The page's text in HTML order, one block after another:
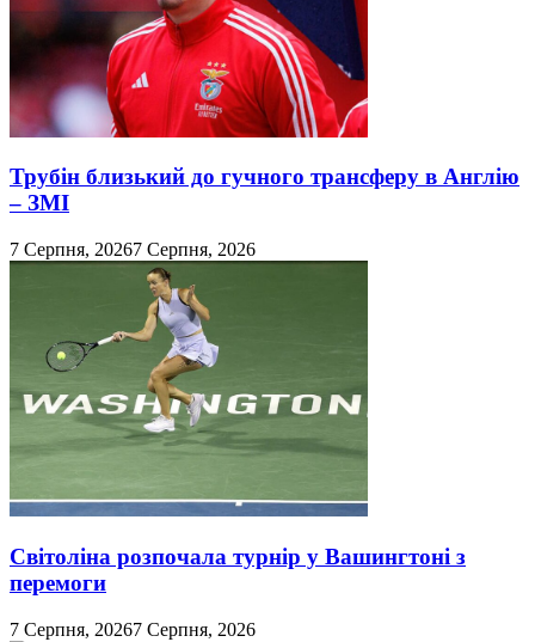
Трубін близький до гучного трансферу в Англію
– ЗМІ
7 Серпня, 20267 Серпня, 2026
Світоліна розпочала турнір у Вашингтоні з
перемоги
7 Серпня, 20267 Серпня, 2026